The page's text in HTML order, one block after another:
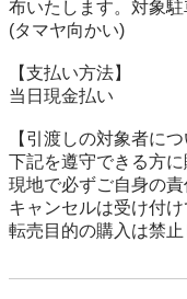
布いたします。対象
(タマヤ向かい)
【⽀払い⽅法】
当日現金払い
【引渡しの対象者につ
下記を遵守できる⽅に
現地で必ずご⾃⾝の
キャンセルは受け付け
転売⽬的の購⼊は禁⽌